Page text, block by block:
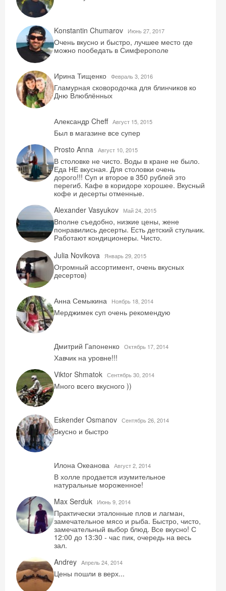
Konstantin Chumarov Июнь 27, 2017
Очень вкусно и быстро, лучшее место где
можно пообедать в Симферополе
Ирина Тищенко Февраль 3, 2016
Гламурная сковородочка для блинчиков ко
Дню Влюблённых
Александр Cheff Август 15, 2015
Был в магазине все супер
Prosto Anna Август 10, 2015
В столовке не чисто. Воды в кране не было.
Еда НЕ вкусная. Для столовки очень
дорого!!! Суп и второе в 350 рублей это
перегиб. Кафе в коридоре хорошее. Вкусный
кофе и десерты отменные.
Alexander Vasyukov
Май 24, 2015
Вполне съедобно, низкие цены, жене
понравились десерты. Есть детский стульчик.
Работают кондиционеры. Чисто.
Julia Novikova
Январь 29, 2015
Огромный ассортимент, очень вкусных
десертов)
Анна Семыкина Ноябрь 18, 2014
Мерджимек суп очень рекомендую
Дмитрий Гапоненко Октябрь 17, 2014
Хавчик на уровне!!!
Viktor Shmatok Сентябрь 30, 2014
Много всего вкусного ))
Eskender Osmanov Сентябрь 26, 2014
Вкусно и быстро
Илона Океанова Август 2, 2014
В холле продается изумительное
натуральные мороженное!
Max Serduk
Июнь 9, 2014
Практически эталонные плов и лагман,
замечательное мясо и рыба. Быстро, чисто,
замечательный выбор блюд. Все вкусно! С
12:00 до 13:30 - час пик, очередь на весь
зал.
Andrey Aпрель 24, 2014
Цены пошли в верх...